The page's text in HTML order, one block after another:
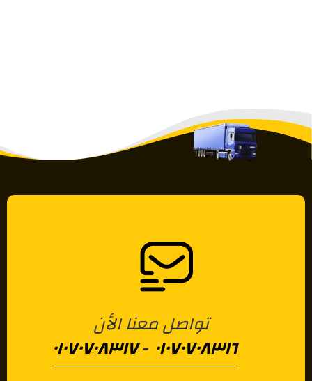
تواصل معنا الأن
٠١٠٧٠٧٠٨٣١٦ -٠١٠٧٠٧٠٨٣١٧